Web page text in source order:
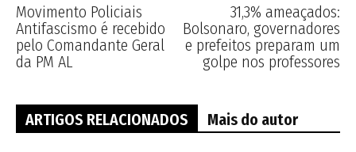
Movimento Policiais
Antifascismo é recebido
pelo Comandante Geral
da PM AL
31,3% ameaçados:
Bolsonaro, governadores
e prefeitos preparam um
golpe nos professores
ARTIGOS RELACIONADOS Mais do autor